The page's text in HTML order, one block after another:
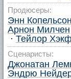
Продюсеры:
Энн Копельсон
Арнон Милчен
· Тейлор
Сценаристы:
Джонатан
Эндрю